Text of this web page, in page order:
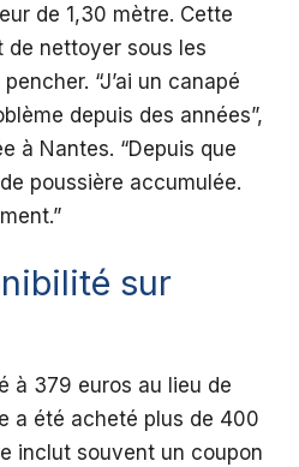
de 1,30 mètre. Cette
nettoyer sous les
“J’ai un canapé
depuis des années”,
à Nantes. “Depuis que
poussière accumulée.
sur
à 379 euros au lieu de
a été acheté plus de 400
inclut souvent un coupon